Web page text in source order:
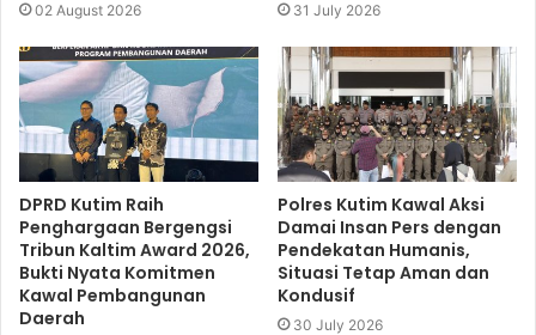
02 August 2026 31 July 2026
DPRD Kutim Raih
Penghargaan Bergengsi
Tribun Kaltim Award 2026,
Bukti Nyata Komitmen
Kawal Pembangunan
Daerah
Polres Kutim Kawal Aksi
Damai Insan Pers dengan
Pendekatan Humanis,
Situasi Tetap Aman dan
Kondusif
30 July 2026